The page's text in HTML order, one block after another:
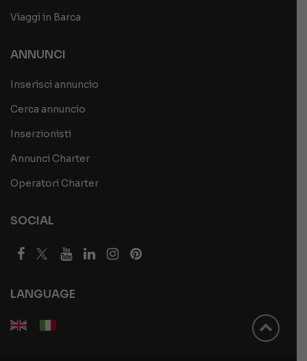
Viaggi in Barca
ANNUNCI
Inserisci annuncio
Cerca annuncio
Inserzionisti
Annunci Charter
Operatori Charter
SOCIAL
LANGUAGE